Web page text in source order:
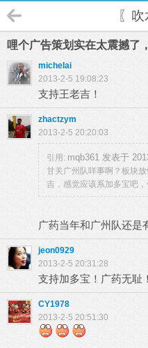
〖吹
哩个广告策划实在太震撼了
michelai
2013-2-5 19:08:23
支持王老吉！
zhactzym
2013-2-5 20:20:03
引用: mqb361 发表于
甘关广州队咩事啊？板块
吉，感觉应该系加多宝吧
广药当年和广州队还是
jeon0929
2013-2-5 20:31:28
支持加多宝！广药无耻！
CY1978
2013-2-5 20:51:30